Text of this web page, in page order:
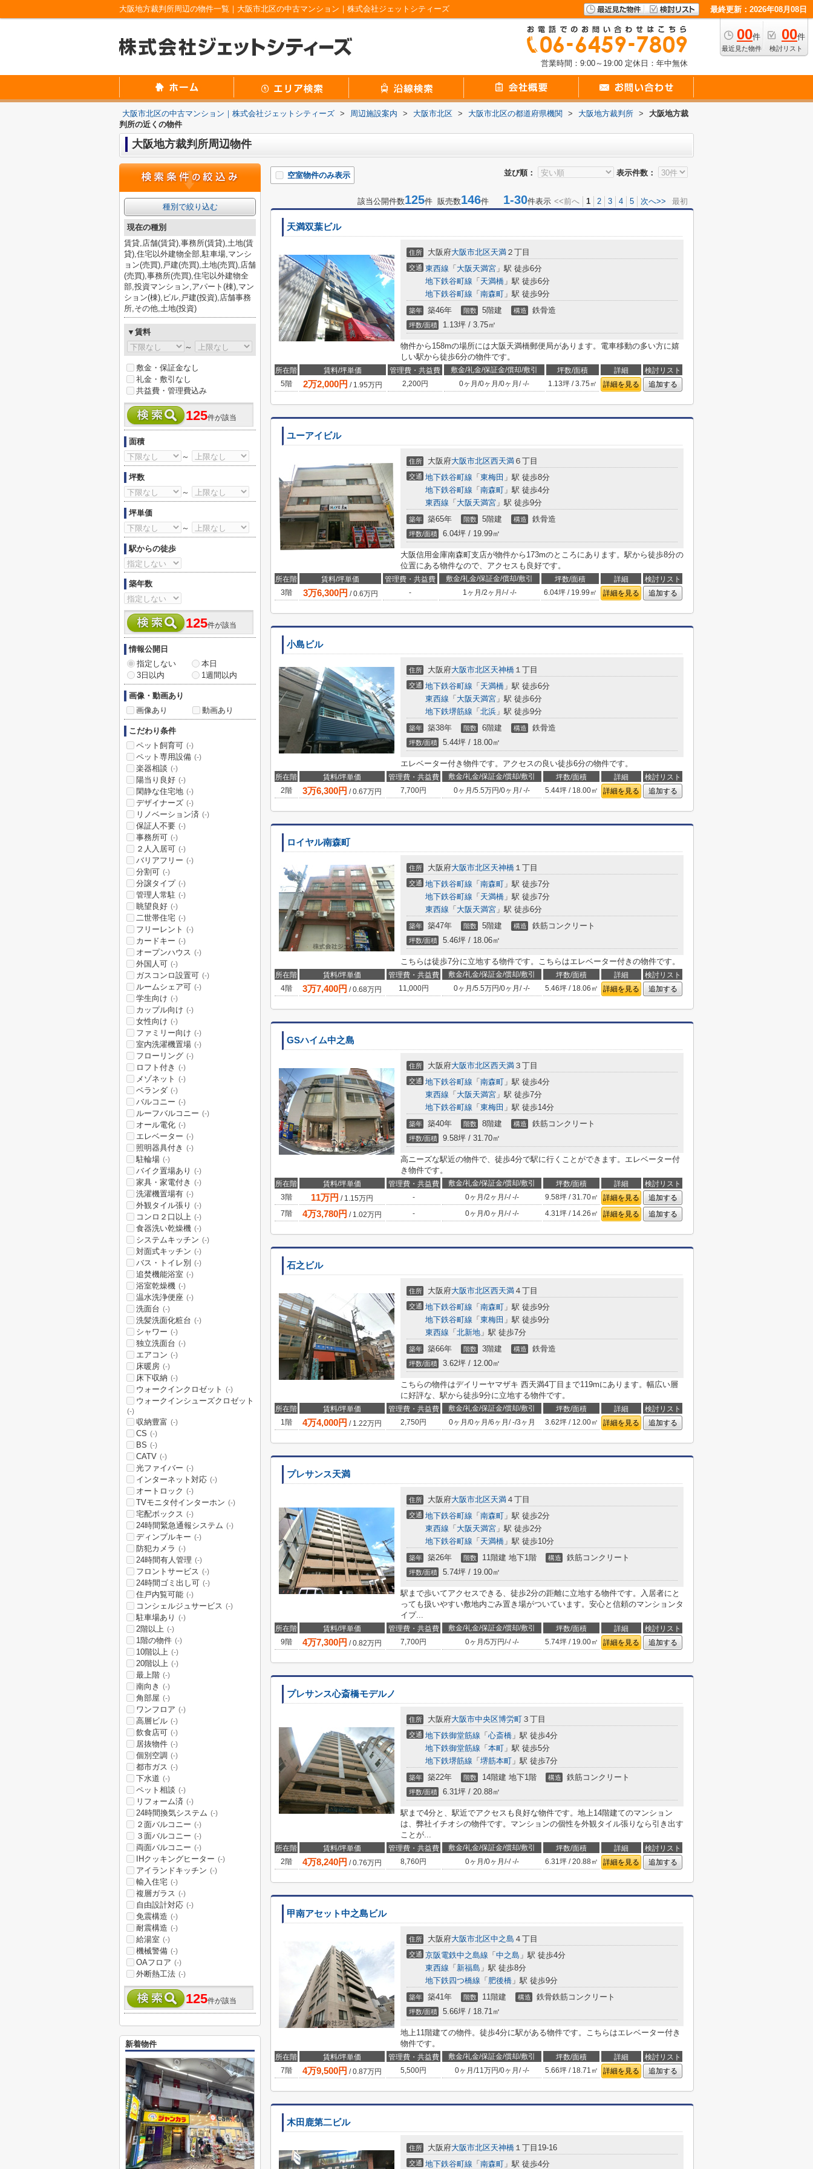
大阪地方裁判所周辺の物件一覧｜大阪市北区の中古マンション｜株式会社ジェットシティーズ 最終更新：2026年08月08日
00件
最近見た物件
00件
検討リスト
営業時間：9:00～19:00 定休日：年中無休
大阪市北区の中古マンション｜株式会社ジェットシティーズ > 周辺施設案内 > 大阪市北区 > 大阪市北区の都道府県機関 > 大阪地方裁判所 >
大阪地方裁
判所の近くの物件
大阪地方裁判所周辺物件
並び順： 表示件数：
空室物件のみ表示
該当公開件数125件 販売数146件 1-30件表示 <<前へ 1 2 3 4 5 次へ>> 最初
天満双葉ビル
住所 大阪府大阪市北区天満 ２丁目
交通 東西線 「 大阪天満宮 」駅 徒歩6分
地下鉄谷町線 「 天満橋 」駅 徒歩6分
地下鉄谷町線 「 南森町 」駅 徒歩9分
築年 築46年 階数 5階建 構造 鉄骨造
坪数/面積 1.13坪 / 3.75㎡
物件から158mの場所には大阪天満橋郵便局があります。電車移動の多い方に嬉
しい駅から徒歩6分の物件です。
所在階 賃料/坪単価 管理費・共益費 敷金/礼金/保証金/償却/敷引 坪数/面積 詳細
検討リスト
5階
2万2,000円 / 1.95万円 2,200円 0ヶ月 /0ヶ月 /0ヶ月 /-/- 1.13坪 / 3.75㎡ 詳細を見る 追加する
ユーアイビル
住所 大阪府大阪市北区西天満 ６丁目
交通 地下鉄谷町線 「 東梅田 」駅 徒歩8分
地下鉄谷町線 「 南森町 」駅 徒歩4分
東西線 「 大阪天満宮 」駅 徒歩9分
築年 築65年 階数 5階建 構造 鉄骨造
坪数/面積 6.04坪 / 19.99㎡
大阪信用金庫南森町支店が物件から173mのところにあります。駅から徒歩8分の
位置にある物件なので、アクセスも良好です。
所在階 賃料/坪単価 管理費・共益費 敷金/礼金/保証金/償却/敷引 坪数/面積 詳細
検討リスト
3階
3万6,300円 /0.6万円 - 1ヶ月 /2ヶ月 /-/-/- 6.04坪 / 19.99㎡ 詳細を見る 追加する
小島ビル
住所 大阪府大阪市北区天神橋 １丁目
交通 地下鉄谷町線 「 天満橋 」駅 徒歩6分
東西線 「 大阪天満宮 」駅 徒歩6分
地下鉄堺筋線 「 北浜 」駅 徒歩9分
築年 築38年 階数 6階建 構造 鉄骨造
坪数/面積 5.44坪 / 18.00㎡
エレベーター付き物件です。アクセスの良い徒歩6分の物件です。
所在階 賃料/坪単価 管理費・共益費 敷金/礼金/保証金/償却/敷引 坪数/面積 詳細
検討リスト
2階
3万6,300円 /0.67万円 7,700円 0ヶ月 /5.5万円/0ヶ月 /-/- 5.44坪 / 18.00㎡ 詳細を見る 追加する
ロイヤル南森町
住所 大阪府大阪市北区天神橋 １丁目
交通 地下鉄谷町線 「 南森町 」駅 徒歩7分
地下鉄谷町線 「 天満橋 」駅 徒歩7分
東西線 「 大阪天満宮 」駅 徒歩6分
築年 築47年 階数 5階建 構造 鉄筋コンクリート
坪数/面積 5.46坪 / 18.06㎡
こちらは徒歩7分に立地する物件です。こちらはエレベーター付きの物件です。
所在階 賃料/坪単価 管理費・共益費 敷金/礼金/保証金/償却/敷引 坪数/面積 詳細
検討リスト
4階
3万7,400円 /0.68万円 11,000円 0ヶ月 /5.5万円/0ヶ月 /-/- 5.46坪 / 18.06㎡ 詳細を見る 追加する
GSハイム中之島
住所 大阪府大阪市北区西天満 ３丁目
交通 地下鉄谷町線 「 南森町 」駅 徒歩4分
東西線 「 大阪天満宮 」駅 徒歩7分
地下鉄谷町線 「 東梅田 」駅 徒歩14分
築年 築40年 階数 8階建 構造 鉄筋コンクリート
坪数/面積 9.58坪 / 31.70㎡
高ニーズな駅近の物件で、徒歩4分で駅に行くことができます。エレベーター付
き物件です。
所在階 賃料/坪単価 管理費・共益費 敷金/礼金/保証金/償却/敷引 坪数/面積 詳細
検討リスト
3階
11万円 / 1.15万円 - 0ヶ月 /2ヶ月 /-/-/- 9.58坪 / 31.70㎡ 詳細を見る
追加する
7階
4万3,780円 / 1.02万円 - 0ヶ月 /0ヶ月 /-/-/- 4.31坪 / 14.26㎡ 詳細を見る 追加する
石之ビル
住所 大阪府大阪市北区西天満 ４丁目
交通 地下鉄谷町線 「 南森町 」駅 徒歩9分
地下鉄谷町線 「 東梅田 」駅 徒歩9分
東西線 「 北新地 」駅 徒歩7分
築年 築66年 階数 3階建 構造 鉄骨造
坪数/面積 3.62坪 / 12.00㎡
こちらの物件はデイリーヤマザキ 西天満4丁目まで119mにあります。幅広い層
に好評な、駅から徒歩9分に立地する物件です。
所在階 賃料/坪単価 管理費・共益費 敷金/礼金/保証金/償却/敷引 坪数/面積 詳細
検討リスト
1階
4万4,000円 / 1.22万円 2,750円 0ヶ月 /0ヶ月 /6ヶ月 /-/3ヶ月 3.62坪 / 12.00㎡ 詳細を見る 追加する
プレサンス天満
住所 大阪府大阪市北区天満 ４丁目
交通 地下鉄谷町線 「 南森町 」駅 徒歩2分
東西線 「 大阪天満宮 」駅 徒歩2分
地下鉄谷町線 「 天満橋 」駅 徒歩10分
築年 築26年 階数 11階建 地下1階 構造 鉄筋コンクリート
坪数/面積 5.74坪 / 19.00㎡
駅まで歩いてアクセスできる、徒歩2分の距離に立地する物件です。入居者にと
っても扱いやすい敷地内ごみ置き場がついています。安心と信頼のマンションタ
イプ...
所在階 賃料/坪単価 管理費・共益費 敷金/礼金/保証金/償却/敷引 坪数/面積 詳細
検討リスト
9階
4万7,300円 /0.82万円 7,700円 0ヶ月 /5万円/-/-/- 5.74坪 / 19.00㎡ 詳細を見る 追加する
プレサンス心斎橋モデルノ
住所 大阪府大阪市中央区博労町 ３丁目
交通 地下鉄御堂筋線 「 心斎橋 」駅 徒歩4分
地下鉄御堂筋線 「 本町 」駅 徒歩5分
地下鉄堺筋線 「 堺筋本町 」駅 徒歩7分
築年 築22年 階数 14階建 地下1階 構造 鉄筋コンクリート
坪数/面積 6.31坪 / 20.88㎡
駅まで4分と、駅近でアクセスも良好な物件です。地上14階建てのマンション
は、弊社イチオシの物件です。マンションの個性を外観タイル張りなら引き出す
ことが...
所在階 賃料/坪単価 管理費・共益費 敷金/礼金/保証金/償却/敷引 坪数/面積 詳細
検討リスト
2階
4万8,240円 /0.76万円 8,760円 0ヶ月 /0ヶ月 /-/-/- 6.31坪 / 20.88㎡ 詳細を見る 追加する
甲南アセット中之島ビル
住所 大阪府大阪市北区中之島 ４丁目
交通 京阪電鉄中之島線 「 中之島 」駅 徒歩4分
東西線 「 新福島 」駅 徒歩8分
地下鉄四つ橋線 「 肥後橋 」駅 徒歩9分
築年 築41年 階数 11階建 構造 鉄骨鉄筋コンクリート
坪数/面積 5.66坪 / 18.71㎡
地上11階建ての物件。徒歩4分に駅がある物件です。こちらはエレベーター付き
物件です。
所在階 賃料/坪単価 管理費・共益費 敷金/礼金/保証金/償却/敷引 坪数/面積 詳細
検討リスト
7階
4万9,500円 /0.87万円 5,500円 0ヶ月 /11万円/0ヶ月 /-/- 5.66坪 / 18.71㎡ 詳細を見る 追加する
木田鹿第二ビル
住所 大阪府大阪市北区天神橋 １丁目19-16
交通 地下鉄谷町線 「 南森町 」駅 徒歩4分
種別で絞り込む
現在の種別
賃貸,店舗(賃貸),事務所(賃貸),土地(賃
貸),住宅以外建物全部,駐車場,マンシ
ョン(売買),戸建(売買),土地(売買),店舗
(売買),事務所(売買),住宅以外建物全
部,投資マンション,アパート(棟),マン
ション(棟),ビル,戸建(投資),店舗事務
所,その他,土地(投資)
▼賃料
～
敷金・保証金なし
礼金・敷引なし
共益費・管理費込み
125件が該当
面積
～
坪数
～
坪単価
～
駅からの徒歩
築年数
125件が該当
情報公開日
指定しない
本日
3日以内
1週間以内
画像・動画あり
画像あり
動画あり
こだわり条件
ペット飼育可 (-)
ペット専用設備 (-)
楽器相談 (-)
陽当り良好 (-)
閑静な住宅地 (-)
デザイナーズ (-)
リノベーション済 (-)
保証人不要 (-)
事務所可 (-)
２人入居可 (-)
バリアフリー (-)
分割可 (-)
分譲タイプ (-)
管理人常駐 (-)
眺望良好 (-)
二世帯住宅 (-)
フリーレント (-)
カードキー (-)
オープンハウス (-)
外国人可 (-)
ガスコンロ設置可 (-)
ルームシェア可 (-)
学生向け (-)
カップル向け (-)
女性向け (-)
ファミリー向け (-)
室内洗濯機置場 (-)
フローリング (-)
ロフト付き (-)
メゾネット (-)
ベランダ (-)
バルコニー (-)
ルーフバルコニー (-)
オール電化 (-)
エレベーター (-)
照明器具付き (-)
駐輪場 (-)
バイク置場あり (-)
家具・家電付き (-)
洗濯機置場有 (-)
外観タイル張り (-)
コンロ２口以上 (-)
食器洗い乾燥機 (-)
システムキッチン (-)
対面式キッチン (-)
バス・トイレ別 (-)
追焚機能浴室 (-)
浴室乾燥機 (-)
温水洗浄便座 (-)
洗面台 (-)
洗髪洗面化粧台 (-)
シャワー (-)
独立洗面台 (-)
エアコン (-)
床暖房 (-)
床下収納 (-)
ウォークインクロゼット (-)
ウォークインシューズクロゼット
(-)
収納豊富 (-)
CS (-)
BS (-)
CATV (-)
光ファイバー (-)
インターネット対応 (-)
オートロック (-)
TVモニタ付インターホン (-)
宅配ボックス (-)
24時間緊急通報システム (-)
ディンプルキー (-)
防犯カメラ (-)
24時間有人管理 (-)
フロントサービス (-)
24時間ゴミ出し可 (-)
住戸内覧可能 (-)
コンシェルジュサービス (-)
駐車場あり (-)
2階以上 (-)
1階の物件 (-)
10階以上 (-)
20階以上 (-)
最上階 (-)
南向き (-)
角部屋 (-)
ワンフロア (-)
高層ビル (-)
飲食店可 (-)
居抜物件 (-)
個別空調 (-)
都市ガス (-)
下水道 (-)
ペット相談 (-)
リフォーム済 (-)
24時間換気システム (-)
２面バルコニー (-)
３面バルコニー (-)
両面バルコニー (-)
IHクッキングヒーター (-)
アイランドキッチン (-)
輸入住宅 (-)
複層ガラス (-)
自由設計対応 (-)
免震構造 (-)
耐震構造 (-)
給湯室 (-)
機械警備 (-)
OAフロア (-)
外断熱工法 (-)
125件が該当
新着物件